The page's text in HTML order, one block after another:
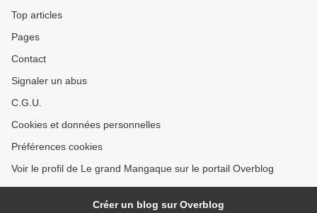
Top articles
Pages
Contact
Signaler un abus
C.G.U.
Cookies et données personnelles
Préférences cookies
Voir le profil de Le grand Mangaque sur le portail Overblog
Créer un blog sur Overblog